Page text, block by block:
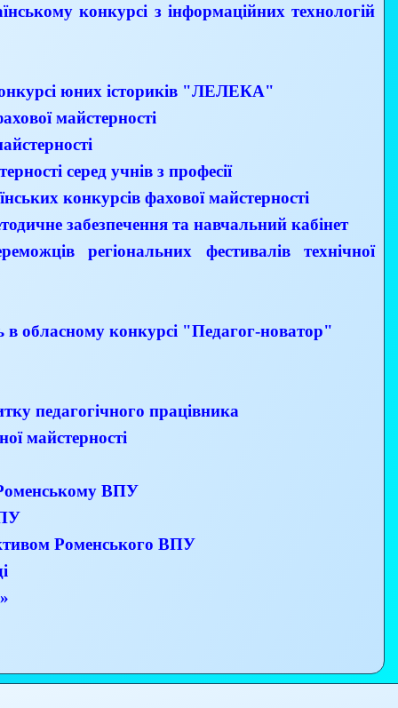
конкурсі з інформаційних технологій
юних істориків "ЛЕЛЕКА"
майстерності
серед учнів з професії
конкурсів фахової майстерності
забезпечення та навчальний кабінет
регіональних фестивалів технічної
обласному конкурсі "Педагог-новатор"
педагогічного працівника
майстерності
Роменському ВПУ
Роменського ВПУ